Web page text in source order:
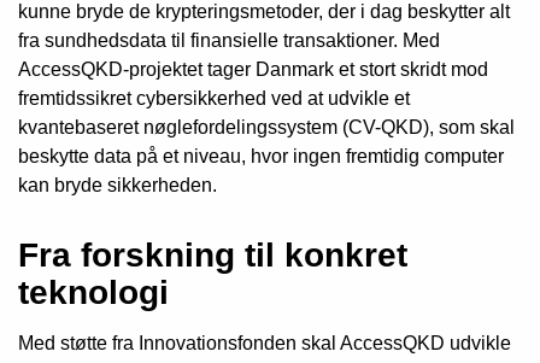
kunne bryde de krypteringsmetoder, der i dag beskytter alt
fra sundhedsdata til finansielle transaktioner. Med
AccessQKD-projektet tager Danmark et stort skridt mod
fremtidssikret cybersikkerhed ved at udvikle et
kvantebaseret nøglefordelingssystem (CV-QKD), som skal
beskytte data på et niveau, hvor ingen fremtidig computer
kan bryde sikkerheden.
Fra forskning til konkret
teknologi
Med støtte fra Innovationsfonden skal AccessQKD udvikle